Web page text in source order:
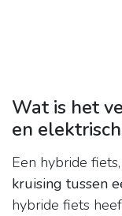
Wat is het
en
Een hybride
kruising tussen
hybride fiets